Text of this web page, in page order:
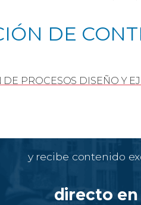
DE
PROCESOS DISEÑO Y
y recibe contenido
directo